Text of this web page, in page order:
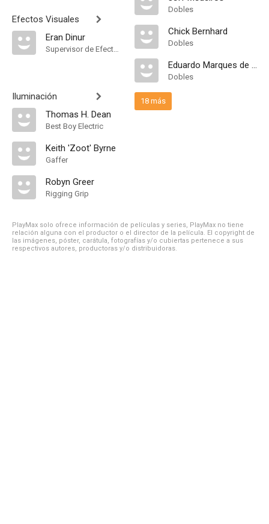
Efectos Visuales
Eran Dinur
Supervisor de Efectos Visuales
Iluminación
Thomas H. Dean
Best Boy Electric
Keith 'Zoot' Byrne
Gaffer
Robyn Greer
Rigging Grip
Dobles
Chick Bernhard
Dobles
Eduardo Marques de Oliveira Jr.
Dobles
18 más
PlayMax solo ofrece información de películas y series, PlayMax no tiene
relación alguna con el productor o el director de la película. El copyright de
las imágenes, póster, carátula, fotografías y/o cubiertas pertenece a sus
respectivos autores, productoras y/o distribuidoras.